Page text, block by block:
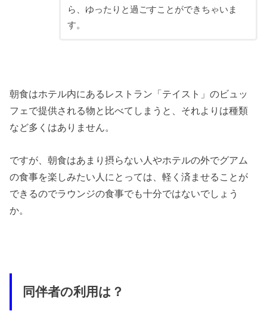
ら、ゆったりと過ごすことができちゃいま
す。
朝食はホテル内にあるレストラン「テイスト」のビュッ
フェで提供される物と比べてしまうと、それよりは種類
など多くはありません。
ですが、朝食はあまり摂らない人やホテルの外でグアム
の食事を楽しみたい人にとっては、軽く済ませることが
できるのでラウンジの食事でも十分ではないでしょう
か。
同伴者の利用は？